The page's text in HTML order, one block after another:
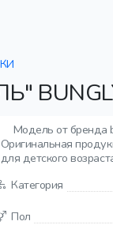
Модель от бренда
Оригинальная
для детского
Категория
Пол